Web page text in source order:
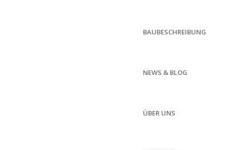
BAUBESCHREIBUNG
NEWS & BLOG
ÜBER UNS